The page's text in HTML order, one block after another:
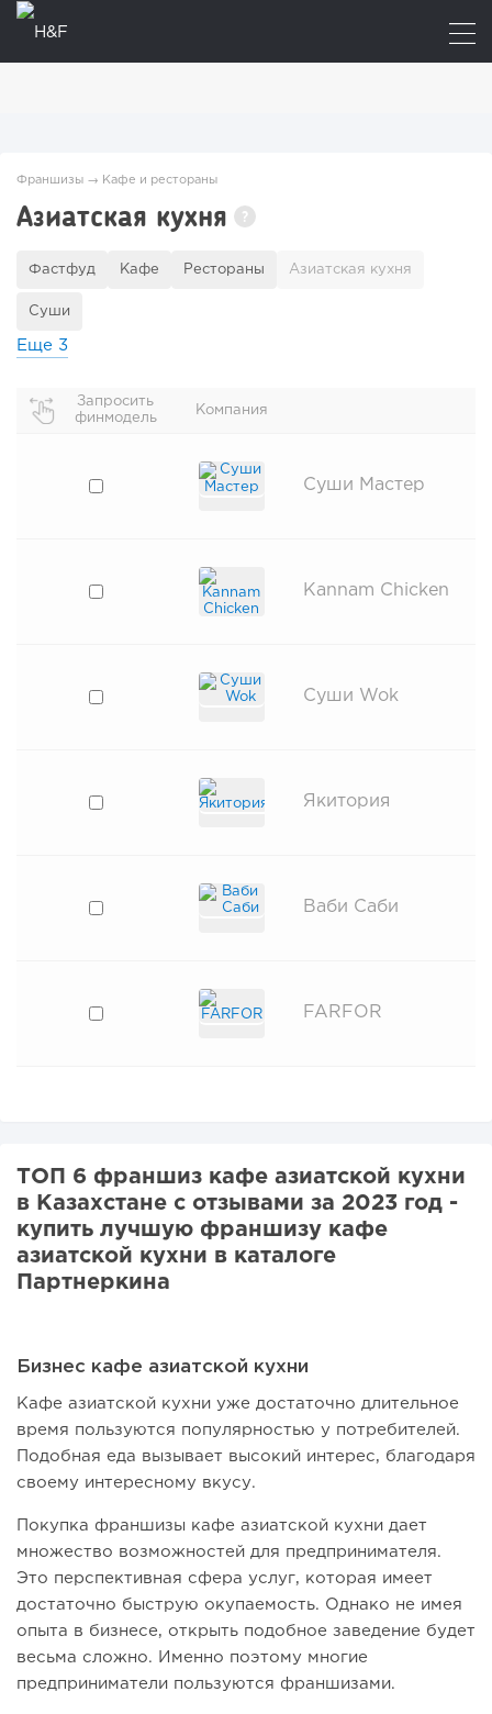
Франшизы → Кафе и рестораны
Азиатская кухня ?
Фастфуд Кафе Рестораны Азиатская кухня
Суши
Еще 3
Запросить
финмодель
Компания
Суши Мастер
Kannam Chicken
Суши Wok
Якитория
Ваби Саби
FARFOR
ТОП 6 франшиз кафе азиатской кухни
в Казахстане с отзывами за 2023 год -
купить лучшую франшизу кафе
азиатской кухни в каталоге
Партнеркина
Бизнес кафе азиатской кухни
Кафе азиатской кухни уже достаточно длительное
время пользуются популярностью у потребителей.
Подобная еда вызывает высокий интерес, благодаря
своему интересному вкусу.
Покупка франшизы кафе азиатской кухни дает
множество возможностей для предпринимателя.
Это перспективная сфера услуг, которая имеет
достаточно быструю окупаемость. Однако не имея
опыта в бизнесе, открыть подобное заведение будет
весьма сложно. Именно поэтому многие
предприниматели пользуются франшизами.